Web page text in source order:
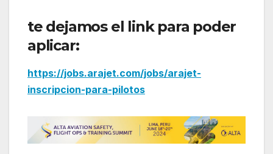
te dejamos el link para poder
aplicar:
https://jobs.arajet.com/jobs/arajet-
inscripcion-para-pilotos